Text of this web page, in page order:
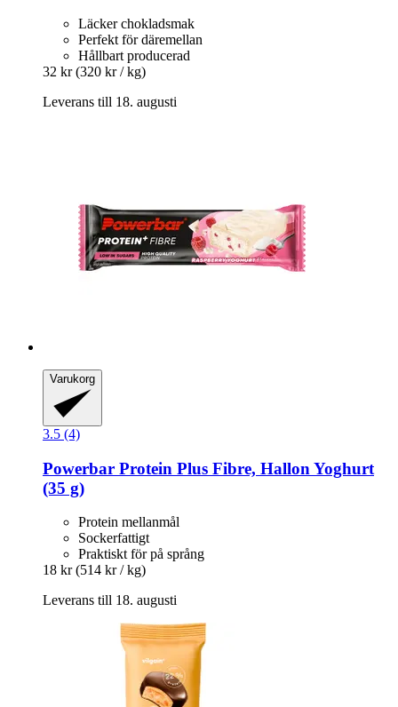
Läcker chokladsmak
Perfekt för däremellan
Hållbart producerad
32 kr (320 kr / kg)
Leverans till 18. augusti
Varukorg
3.5 (4)
Powerbar Protein Plus Fibre, Hallon Yoghurt
(35 g)
Protein mellanmål
Sockerfattigt
Praktiskt för på språng
18 kr (514 kr / kg)
Leverans till 18. augusti